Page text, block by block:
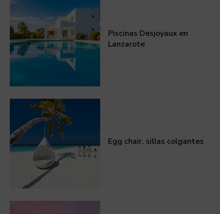
Piscinas Desjoyaux en
Lanzarote
Egg chair, sillas colgantes